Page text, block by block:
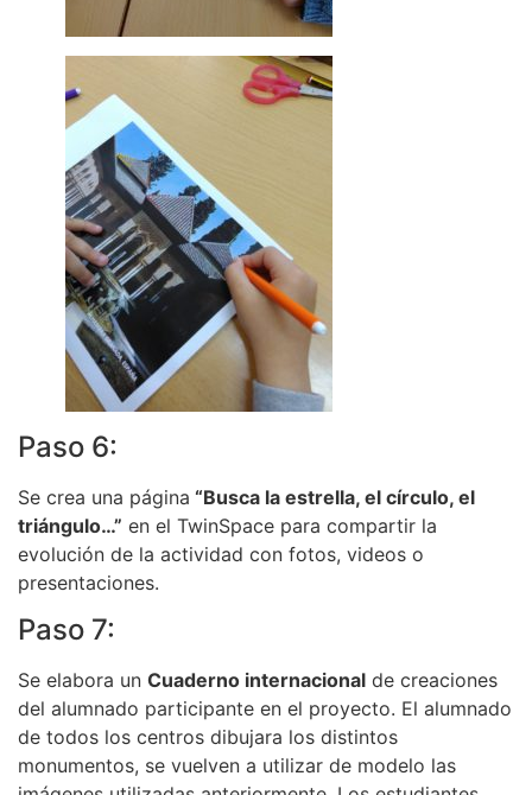
Paso 6:
Se crea una página “Busca la estrella, el círculo, el
triángulo…” en el TwinSpace para compartir la
evolución de la actividad con fotos, videos o
presentaciones.
Paso 7:
Se elabora un Cuaderno internacional de creaciones
del alumnado participante en el proyecto. El alumnado
de todos los centros dibujara los distintos
monumentos, se vuelven a utilizar de modelo las